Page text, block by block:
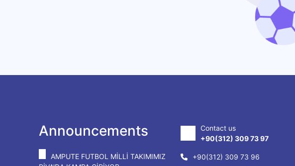
Announcements
AMPUTE FUTBOL MİLLİ TAKIMIMIZ
Contact us
+90(312) 309 73 97
+90(312) 309 73 96